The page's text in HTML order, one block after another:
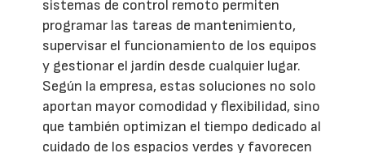
sistemas de control remoto permiten
programar las tareas de mantenimiento,
supervisar el funcionamiento de los equipos
y gestionar el jardín desde cualquier lugar.
Según la empresa, estas soluciones no solo
aportan mayor comodidad y flexibilidad, sino
que también optimizan el tiempo dedicado al
cuidado de los espacios verdes y favorecen